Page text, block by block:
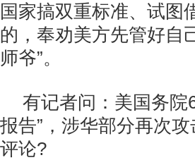
国家搞双重标准、试图
的，奉劝美方先管好自
师爷”。
有记者问：美国务院
报告”，涉华部分再次
评论?